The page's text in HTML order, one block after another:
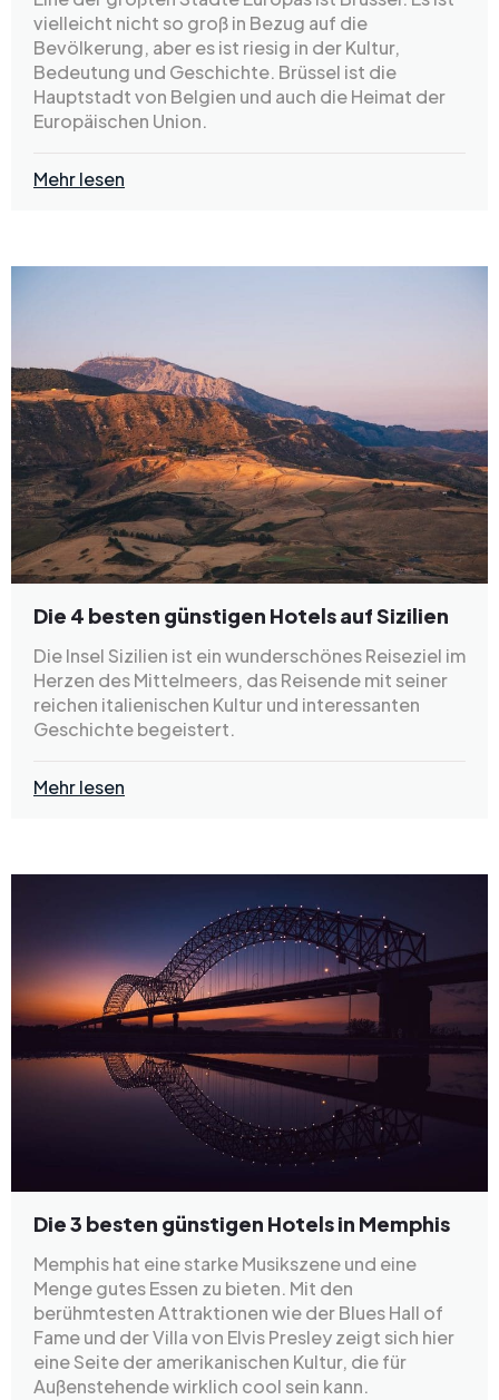
vielleicht nicht so groß in Bezug auf die
Bevölkerung, aber es ist riesig in der Kultur,
Bedeutung und Geschichte. Brüssel ist die
Hauptstadt von Belgien und auch die Heimat der
Europäischen Union.
Mehr lesen
Die 4 besten günstigen Hotels auf Sizilien
Die Insel Sizilien ist ein wunderschönes Reiseziel im
Herzen des Mittelmeers, das Reisende mit seiner
reichen italienischen Kultur und interessanten
Geschichte begeistert.
Mehr lesen
Die 3 besten günstigen Hotels in Memphis
Memphis hat eine starke Musikszene und eine
Menge gutes Essen zu bieten. Mit den
berühmtesten Attraktionen wie der Blues Hall of
Fame und der Villa von Elvis Presley zeigt sich hier
eine Seite der amerikanischen Kultur, die für
Außenstehende wirklich cool sein kann.